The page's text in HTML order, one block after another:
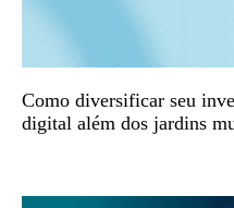
Como diversificar seu
digital além dos jardins